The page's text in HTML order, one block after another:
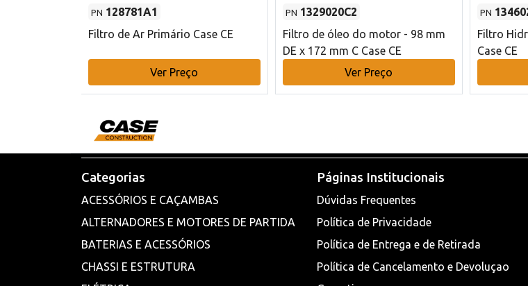
PN 128781A1
Filtro de Ar Primário Case CE
Ver Preço
PN 1329020C2
Filtro de óleo do motor - 98 mm
DE x 172 mm C Case CE
Ver Preço
PN
Filtro
Case CE
Categorias
ACESSÓRIOS E CAÇAMBAS
ALTERNADORES E MOTORES DE PARTIDA
BATERIAS E ACESSÓRIOS
CHASSI E ESTRUTURA
Páginas Institucionais
Dúvidas Frequentes
Política de Privacidade
Política de Entrega e de Retirada
Política de Cancelamento e Devoluçao